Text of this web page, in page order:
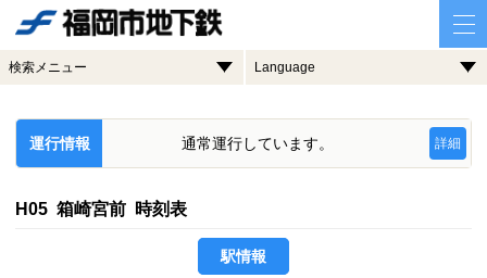
検索メニュー Language
運行情報 通常運行しています。 詳細
H05 箱崎宮前 時刻表
駅情報